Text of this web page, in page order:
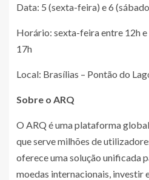
Data: 5 (sexta-feira) e 6
Horário: sexta-feira entre 12h
17h
Local: Brasílias – Pontão do
Sobre o ARQ
O ARQ é uma plataforma
que serve milhões de
oferece uma solução unificada
moedas internacionais, investir